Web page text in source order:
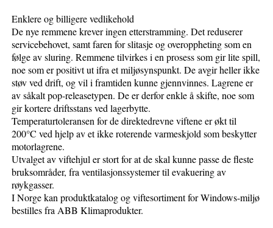
Enklere og billigere vedlikehold
De nye remmene krever ingen etterstramming. Det reduserer
servicebehovet, samt faren for slitasje og overoppheting som en
følge av sluring. Remmene tilvirkes i en prosess som gir lite spill,
noe som er positivt ut ifra et miljøsynspunkt. De avgir heller ikke
støv ved drift, og vil i framtiden kunne gjennvinnes. Lagrene er
av såkalt pop-releasetypen. De er derfor enkle å skifte, noe som
gir kortere driftsstans ved lagerbytte.
Temperaturtoleransen for de direktedrevne viftene er økt til
200°C ved hjelp av et ikke roterende varmeskjold som beskytter
motorlagrene.
Utvalget av viftehjul er stort for at de skal kunne passe de fleste
bruksområder, fra ventilasjonssystemer til evakuering av
røykgasser.
I Norge kan produktkatalog og viftesortiment for Windows-miljø
bestilles fra ABB Klimaprodukter.